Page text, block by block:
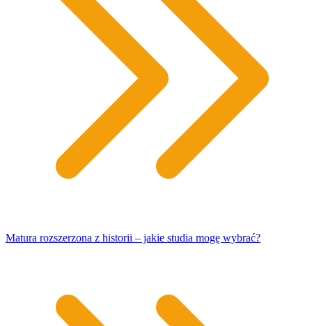
Matura rozszerzona z historii – jakie studia mogę wybrać?